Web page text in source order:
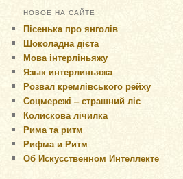
НОВОЕ НА САЙТЕ
Пісенька про янголів
Шоколадна дієта
Мова інтерліньяжу
Язык интерлиньяжа
Розвал кремлівського рейху
Соцмережі – страшний ліс
Колискова лічилка
Рима та ритм
Рифма и Ритм
Об Искусственном Интеллекте